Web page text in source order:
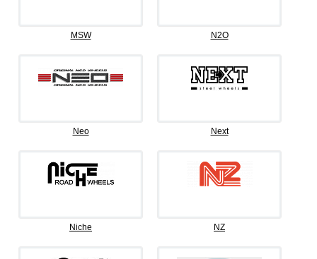
MSW N2O
Neo Next
Niche NZ